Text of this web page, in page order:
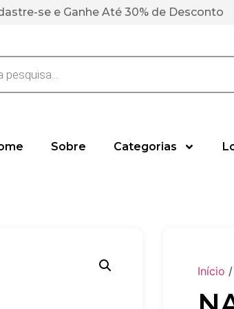
se e Ganhe Até 30% de Desconto
Sobre Categorias
Início /